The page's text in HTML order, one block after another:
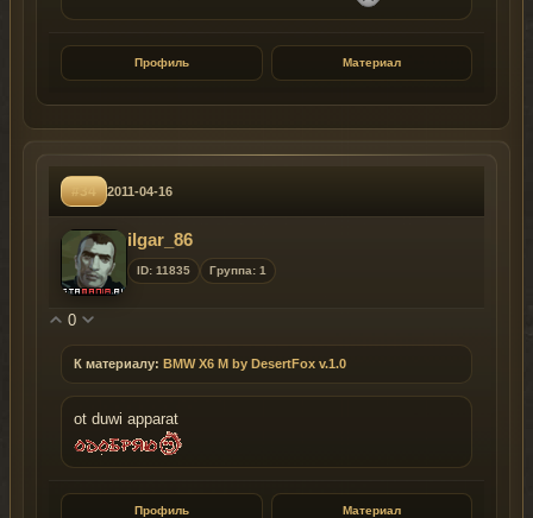
Профиль Материал
#34 2011-04-16
ilgar_86
ID: 11835 Группа: 1
0
К материалу: BMW X6 M by DesertFox v.1.0
ot duwi apparat
Профиль Материал